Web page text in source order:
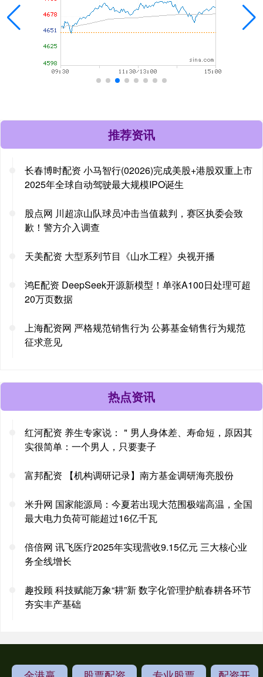
推荐资讯
长春博时配资 小马智行(02026)完成美股+港股双重上市
2025年全球自动驾驶最大规模IPO诞生
股点网 川超凉山队球员冲击当值裁判，赛区执委会致
歉！警方介入调查
天美配资 大型系列节目《山水工程》央视开播
鸿E配资 DeepSeek开源新模型！单张A100日处理可超
20万页数据
上海配资网 严格规范销售行为 公募基金销售行为规范
征求意见
热点资讯
红河配资 养生专家说：＂男人身体差、寿命短，原因其
实很简单：一个男人，只要妻子
富邦配资 【机构调研记录】南方基金调研海亮股份
米升网 国家能源局：今夏若出现大范围极端高温，全国
最大电力负荷可能超过16亿千瓦
倍倍网 讯飞医疗2025年实现营收9.15亿元 三大核心业
务全线增长
趣投顾 科技赋能万象“耕”新 数字化管理护航春耕各环节
夯实丰产基础